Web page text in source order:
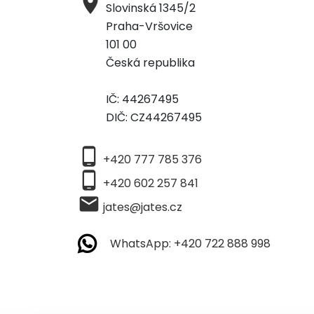
Slovinská 1345/2
Praha-Vršovice
101 00
Česká republika
IČ: 44267495
DIČ: CZ44267495
phone_android +420 777 785 376
phone_android +420 602 257 841
local_post_office jates@jates.cz
WhatsApp: +420 722 888 998